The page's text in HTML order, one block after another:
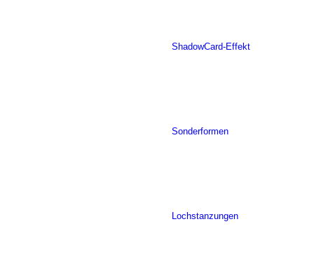
ShadowCard-Effekt
Sonderformen
Lochstanzungen